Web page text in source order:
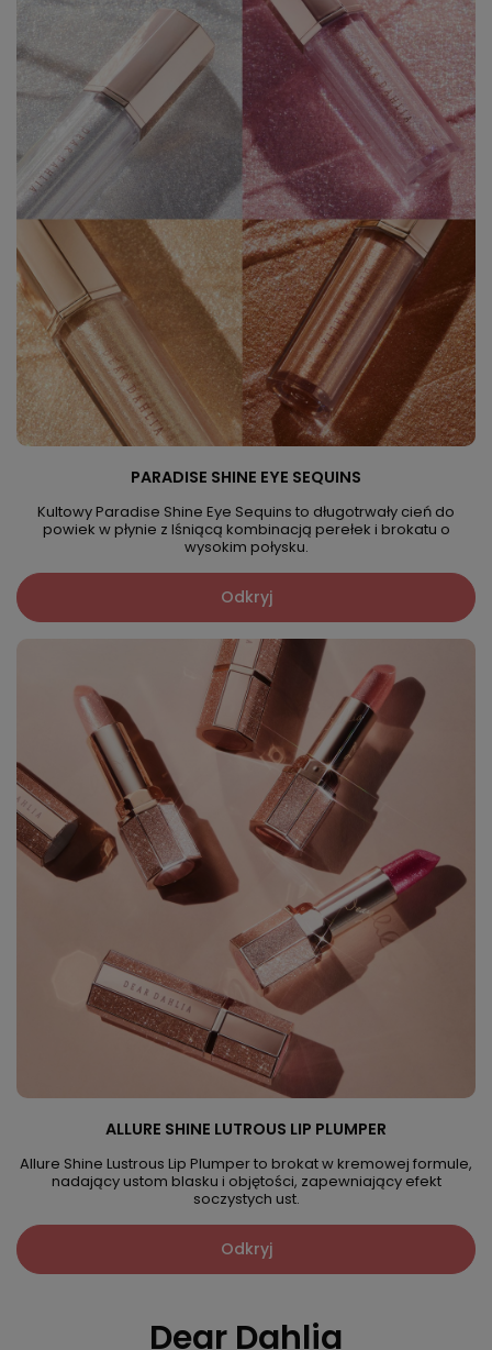
PARADISE SHINE EYE SEQUINS
Kultowy Paradise Shine Eye Sequins to długotrwały cień do
powiek w płynie z lśniącą kombinacją perełek i brokatu o
wysokim połysku.
Odkryj
ALLURE SHINE LUTROUS LIP PLUMPER
Allure Shine Lustrous Lip Plumper to brokat w kremowej formule,
nadający ustom blasku i objętości, zapewniający efekt
soczystych ust.
Odkryj
Dear Dahlia